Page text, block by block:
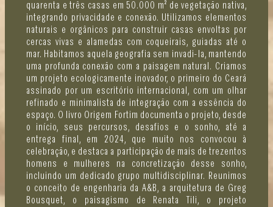
quarenta e três casas em 50.000 m² de vegetação nativa,
integrando privacidade e conexão. Utilizamos elementos
naturais e orgânicos para construir casas envoltas por
cercas vivas e alamedas com coqueirais, guiadas até o
mar. Habitamos aquela geografia sem invadi-la, mantendo
uma profunda conexão com a paisagem natural. Criamos
um projeto ecologicamente inovador, o primeiro do Ceará
assinado por um escritório internacional, com um olhar
refinado e minimalista de integração com a essência do
espaço. O livro Origem Fortim documenta o projeto, desde
o início, seus percursos, desafios e o sonho, até a
entrega final, em 2024, que muito nos convocou à
celebração, e destaca a participação de mais de trezentos
homens e mulheres na concretização desse sonho,
incluindo um dedicado grupo multidisciplinar. Reunimos
o conceito de engenharia da A&B, a arquitetura de Greg
Bousquet, o paisagismo de Renata Tili, o projeto